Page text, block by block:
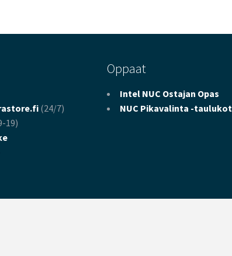
(24/7)
19)
Oppaat
Intel NUC Ostajan Opas
NUC Pikavalinta -taulukot